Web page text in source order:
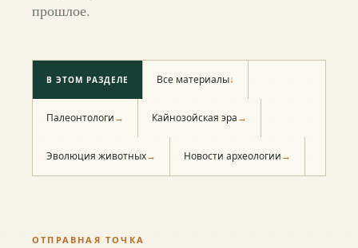
прошлое.
В ЭТОМ РАЗДЕЛЕ Все материалы↓
Палеонтологи→ Кайнозойская эра→
Эволюция животных→ Новости археологии→
ОТПРАВНАЯ ТОЧКА